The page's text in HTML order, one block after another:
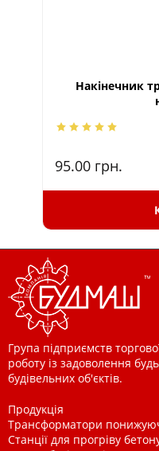
Накінечник
95.00 грн.
Група підприємств
роботу із задоволення
будівельних об'єктів.
Продукція
Трансформатори
Станції для прогріву